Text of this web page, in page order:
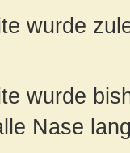
wurde
wurde
Nase